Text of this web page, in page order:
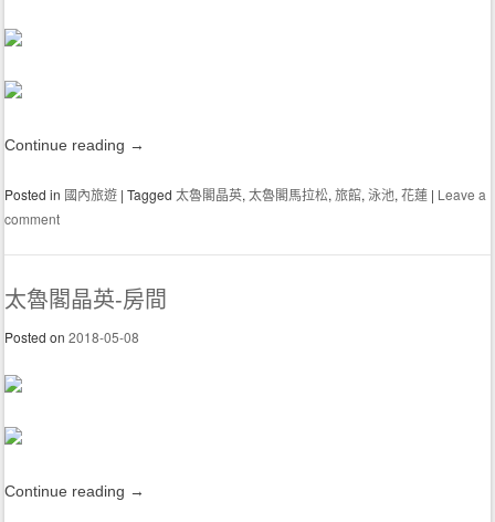
Continue reading →
Posted in 國內旅遊 |Tagged太魯閣晶英,太魯閣馬拉松,旅館,泳池,花蓮 | Leave a
comment
太魯閣晶英-房間
Posted on2018-05-08
Continue reading →